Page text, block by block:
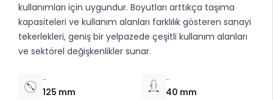
kullanımları için uygundur. Boyutları arttıkça taşıma
kapasiteleri ve kullanım alanları farklılık gösteren sanayi
tekerlekleri, geniş bir yelpazede çeşitli kullanım alanları
ve sektörel değişkenlikler sunar.
-
125 mm
-
40 mm